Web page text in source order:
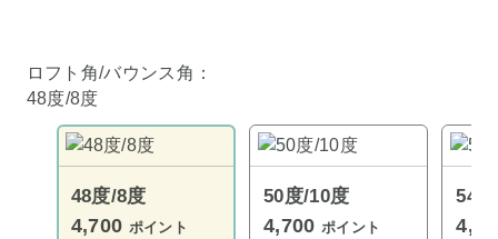
ロフト角/バウンス角：
48度/8度
48度/8度
4,700 ポイント
50度/10度
4,700 ポイント
54